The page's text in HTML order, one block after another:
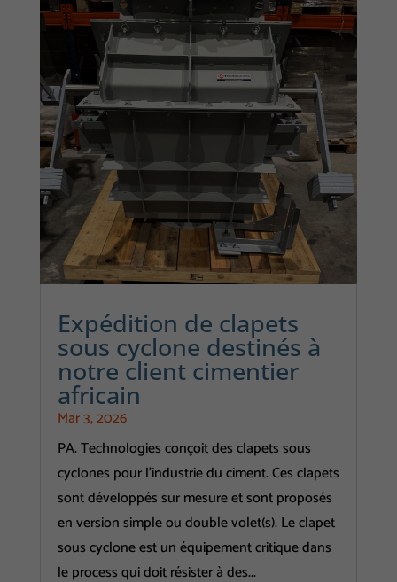
Expédition de clapets
sous cyclone destinés à
notre client cimentier
africain
Mar 3, 2026
PA. Technologies conçoit des clapets sous
cyclones pour l'industrie du ciment. Ces clapets
sont développés sur mesure et sont proposés
en version simple ou double volet(s). Le clapet
sous cyclone est un équipement critique dans
le process qui doit résister à des...